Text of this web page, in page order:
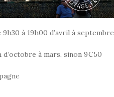
à 19h00 d’avril à septembre
d’octobre à mars, sinon 9€50